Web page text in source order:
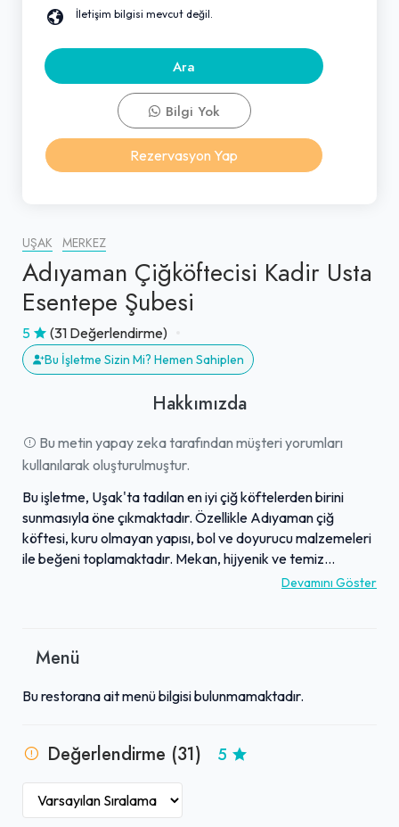
UŞAK MERKEZ
Adıyaman Çiğköftecisi Kadir Usta
Esentepe Şubesi
5 (31 Değerlendirme)
Bu İşletme Sizin Mi? Hemen Sahiplen
Hakkımızda
Bu metin yapay zeka tarafından müşteri yorumları
kullanılarak oluşturulmuştur.
Bu işletme, Uşak'ta tadılan en iyi çiğ köftelerden birini
sunmasıyla öne çıkmaktadır. Özellikle Adıyaman çiğ
köftesi, kuru olmayan yapısı, bol ve doyurucu malzemeleri
ile beğeni toplamaktadır. Mekan, hijyenik ve temiz
ortamıyla dikkat çekerken, samimi ve güler yüzlü
kadar (02:00'ye kadar) açık olması önemli bir avantaj
edilmektedir.
Devamını Göster
Menü
Bu restorana ait menü bilgisi bulunmamaktadır.
Değerlendirme (31) 5
İletişim bilgisi mevcut değil.
Ara
Bilgi Yok
Rezervasyon Yap